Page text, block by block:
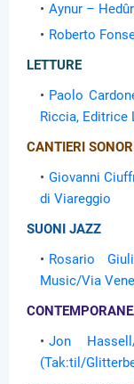
Aynur –
Roberto
LETTURE
Paolo
Riccia, Editrice
CANTIERI
Giovanni
di Viareggio
SUONI JAZZ
Rosario
Music/Via
Jon
(Tak:til/